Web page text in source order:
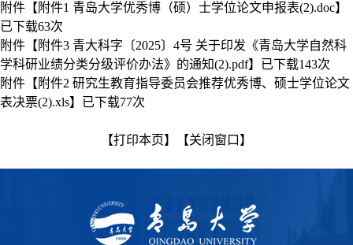
附件【 附件1 青岛大学优秀博（硕）士学位论文申报表(2).doc】
已下载63次
附件【 附件3 青大科字〔2025〕4号 关于印发《青岛大学自然科
学科研业绩分类分级评价办法》的通知(2).pdf】已下载143次
附件【 附件2 研究生教育指导委员会推荐优秀博、硕士学位论文
表决票(2).xls】已下载77次
【打印本页】 【关闭窗口】